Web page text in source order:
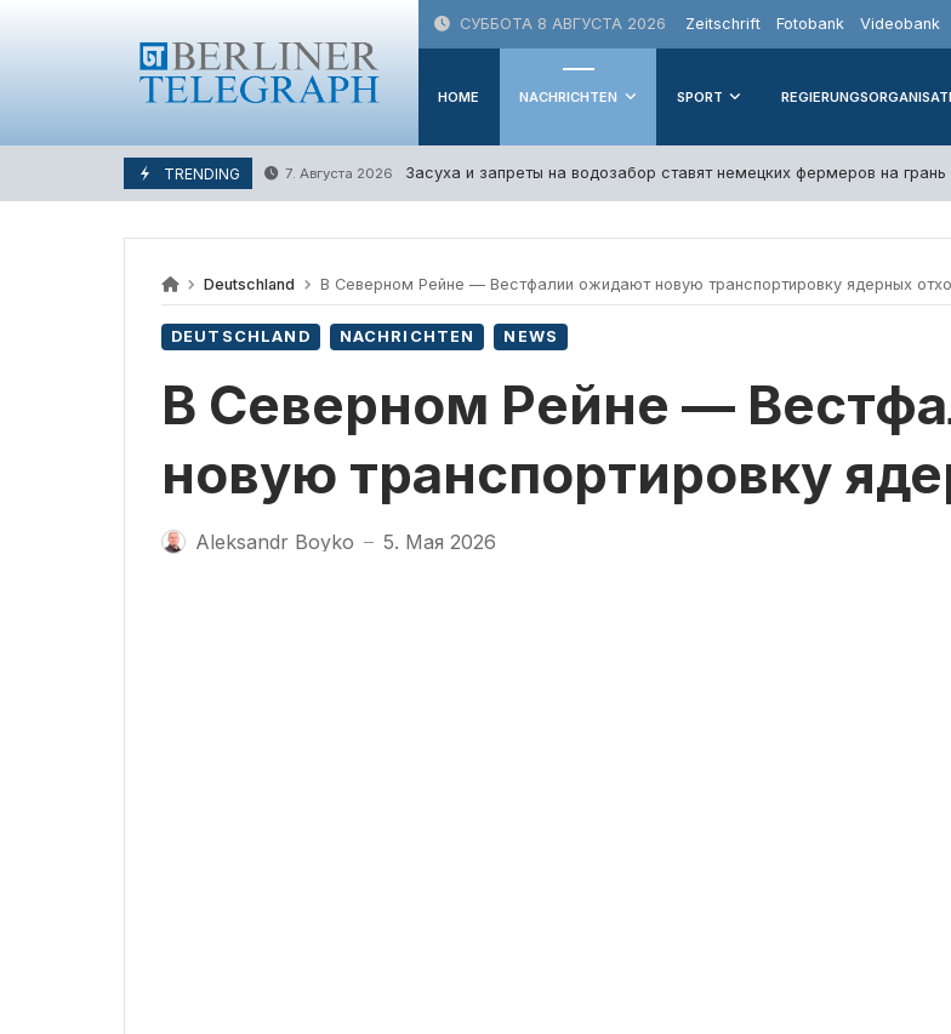
СУББОТА 8 АВГУСТА 2026 Zeitschrift Fotobank Videobank
HOME NACHRICHTEN SPORT
TRENDING 7. Августа 2026 Засуха и запреты на водозабор ставят немецких фермеров на
Deutschland В Северном Рейне — Вестфалии ожидают новую транспортировку ядерных
DEUTSCHLAND NACHRICHTEN NEWS
В Северном Рейне —
новую транспортировку
Aleksandr Boyko — 5. Мая 2026